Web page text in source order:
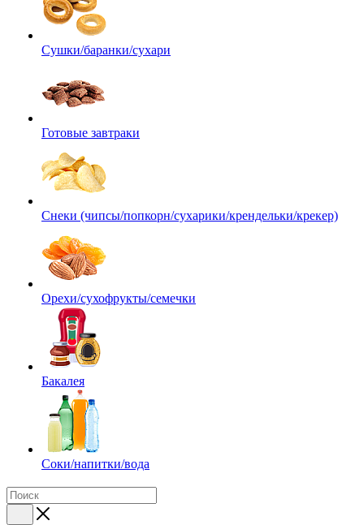
Сушки/баранки/сухари
Готовые завтраки
Снеки (чипсы/попкорн/сухарики/крендельки/крекер)
Орехи/сухофрукты/семечки
Бакалея
Соки/напитки/вода